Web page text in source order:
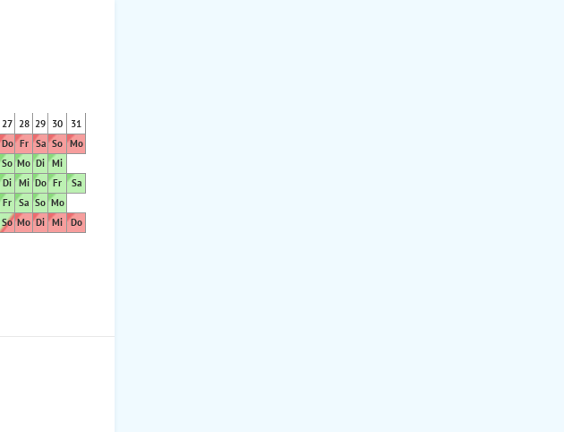
27 28 29 30
31
Do Fr Sa So Mo
So Mo Di Mi
Di Mi Do Fr
Sa
Fr Sa So Mo
So Mo Di Mi Do